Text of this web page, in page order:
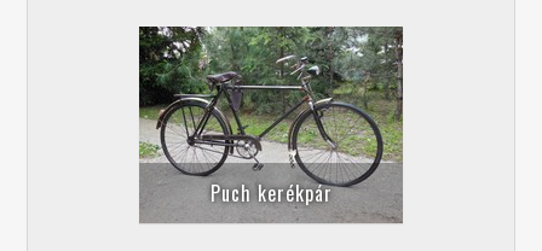
Puch kerékpár